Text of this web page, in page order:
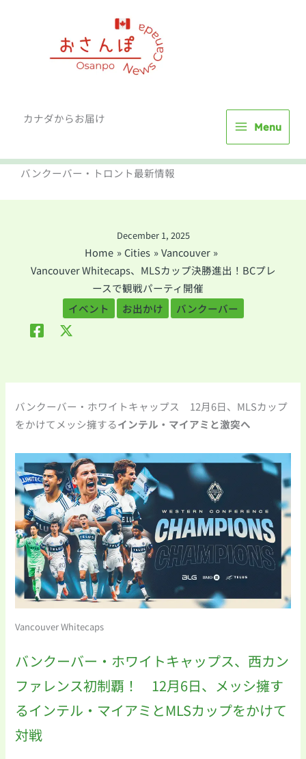
カナダからお届け
Menu
バンクーバー・トロント最新情報
December 1, 2025
Home Cities
Vancouver
Vancouver Whitecaps、MLSカップ決勝進出！BCプレ
ースで観戦パーティ開催
イベント
お出かけ バンクーバー
バンクーバー・ホワイトキャップス 12月6日、MLSカップ
をかけてメッシ擁するインテル・マイアミと激突へ
Vancouver Whitecaps
バンクーバー・ホワイトキャップス、西カン
ファレンス初制覇！ 12月6日、メッシ擁す
るインテル・マイアミとMLSカップをかけて
対戦